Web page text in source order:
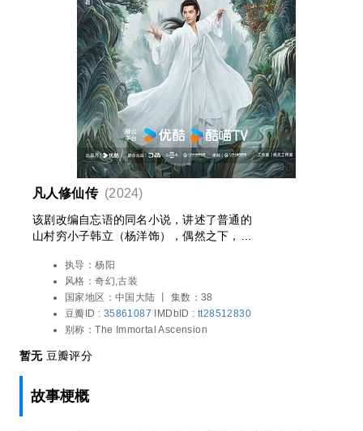
凡人修仙传 (2024)
该剧改编自忘语的同名小说，讲述了普通的
山村穷小子韩立（杨洋饰），偶然之下，跨
靠自身努力和合理算计最后修炼成仙的故
事。
执导：杨阳
风格：奇幻,古装
国家地区： 中国大陆 丨 集数：38
豆瓣ID : 35861087 IMDbID : tt28512830
别称：The Immortal Ascension
暂无豆瓣评分
故事梗概